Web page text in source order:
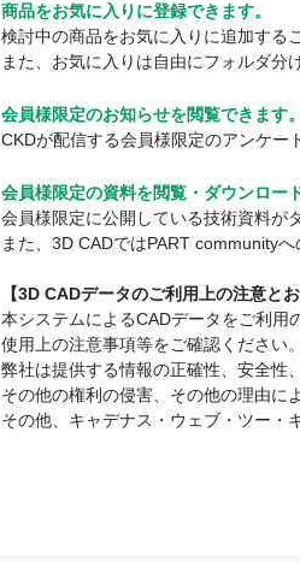
商品をお気に入りに登録できます。
検討中の商品をお気に入りに追加する
また、お気に入りは自由にフォルダ
会員様限定のお知らせを閲覧できます
CKDが配信する会員様限定のアンケー
会員様限定の資料を閲覧・ダウンロー
会員様限定に公開している技術資料が
また、3D CADではPART community
【3D CADデータのご利用上の注意と
本システムによるCADデータをご利用
使用上の注意事項等をご確認ください
弊社は提供する情報の正確性、安全性
その他の権利の侵害、その他の理由に
その他、キャデナス・ウェブ・ツー・